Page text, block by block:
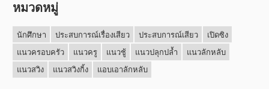
หมวดหมู่
นักศึกษา ประสบการณ์เรื่องเสียว ประสบการณ์เสียว
เปิดซิง
แนวครอบครัว
แนวครู แนวชู้ แนวปลุกปล้ำ
แนวลักหลับ
แนวสวิง
แนวสวิงกิ้ง แอบเอาลักหลับ